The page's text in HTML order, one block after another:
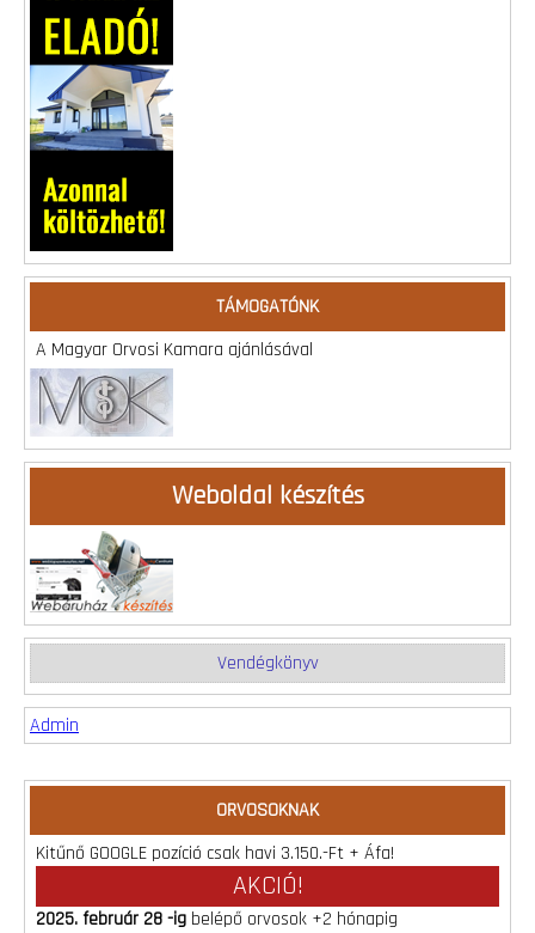
TÁMOGATÓNK
A Magyar Orvosi Kamara ajánlásával
Weboldal készítés
Vendégkönyv
Admin
ORVOSOKNAK
Kitűnő GOOGLE pozíció csak havi 3.150.-Ft + Áfa!
AKCIÓ!
2025. február 28 -ig belépő orvosok +2 hónapig